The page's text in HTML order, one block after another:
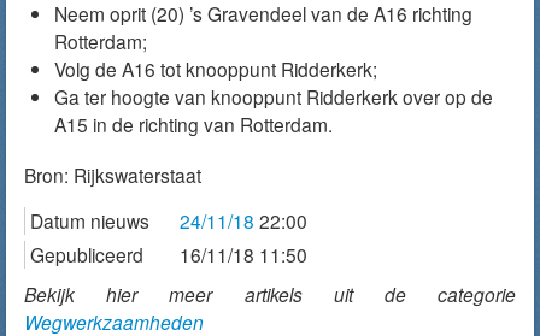
Neem oprit (20) ’s Gravendeel van de A16 richting
Rotterdam;
Volg de A16 tot knooppunt Ridderkerk;
Ga ter hoogte van knooppunt Ridderkerk over op de
A15 in de richting van Rotterdam.
Bron: Rijkswaterstaat
Datum nieuws
24/11/18 22:00
Gepubliceerd
16/11/18 11:50
Bekijk hier meer artikels uit de categorie
Wegwerkzaamheden